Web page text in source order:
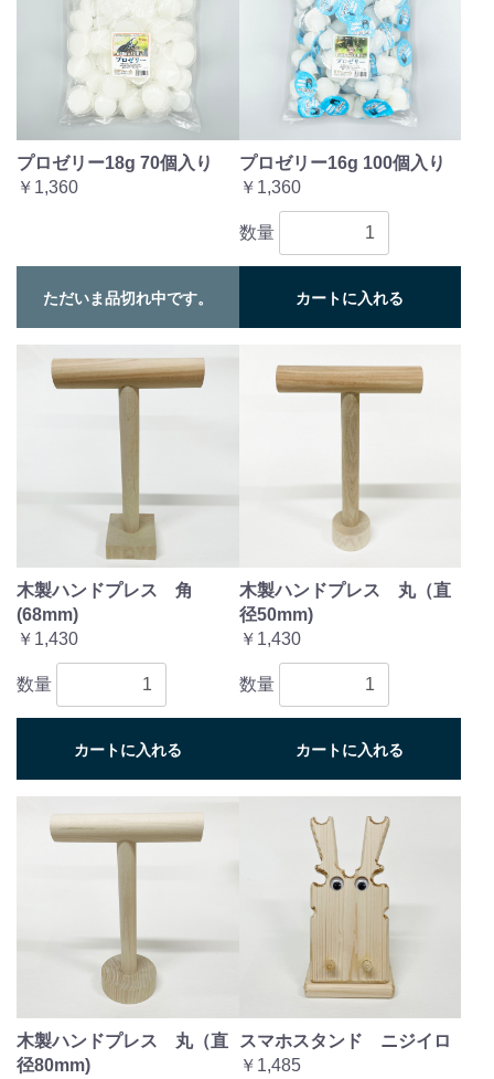
プロゼリー18g 70個入り
￥1,360
ただいま品切れ中です。
プロゼリー16g 100個入り
￥1,360
数量
カートに入れる
木製ハンドプレス 角
(68mm)
￥1,430
数量
カートに入れる
木製ハンドプレス 丸（直
径50mm)
￥1,430
数量
カートに入れる
木製ハンドプレス 丸（直
径80mm)
スマホスタンド ニジイロ
￥1,485